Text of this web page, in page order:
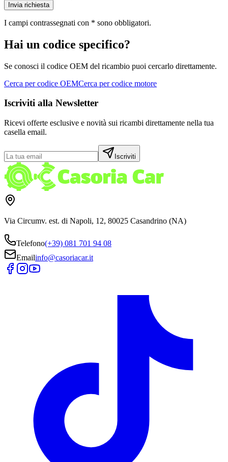
Invia richiesta
I campi contrassegnati con * sono obbligatori.
Hai un codice specifico?
Se conosci il codice OEM del ricambio puoi cercarlo direttamente.
Cerca per codice OEMCerca per codice motore
Iscriviti alla Newsletter
Ricevi offerte esclusive e novità sui ricambi direttamente nella tua
casella email.
Iscriviti
Via Circumv. est. di Napoli, 12, 80025 Casandrino (NA)
Telefono(+39) 081 701 94 08
Emailinfo@casoriacar.it